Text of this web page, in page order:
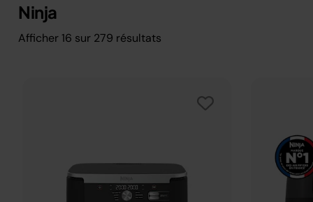
Ninja
Afficher 16 sur 279 résultats